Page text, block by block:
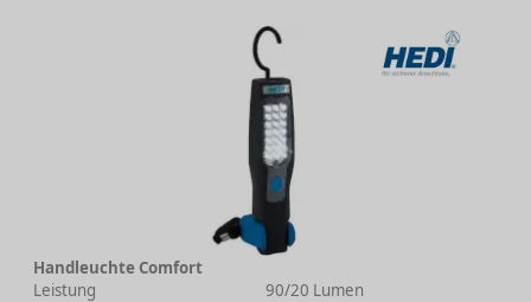
Handleuchte Comfort
Leistung
90/20 Lumen